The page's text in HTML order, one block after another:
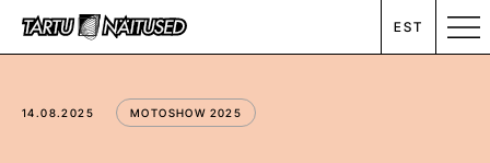
MESSIKALENDER
EST
14.08.2025 MOTOSHOW 2025